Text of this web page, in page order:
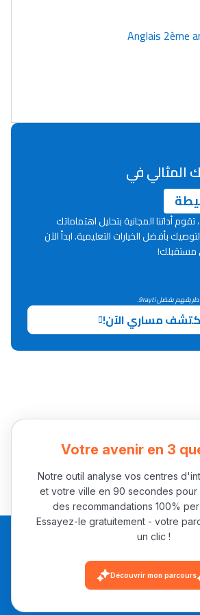
الثانوي التأهيلي
Collège
+ de 89
Anglais 2ème
المثالي في
أداتنا المجانية بتحليل اهتماماتك
بأفضل الخيارات التعليمية. ابدأ الآن
مستقبلك!
مساري الآن!
Votre avenir en 3
Notre outil analyse vos centres
et votre ville en 90 secondes
des recommandations 100%
Essayez-le gratuitement - votre
un clic !
Découvrir mon parcours